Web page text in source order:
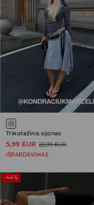
Trikotažinis sijonas
5,99 EUR 22,99 EUR
IŠPARDAVIMAS
-44%